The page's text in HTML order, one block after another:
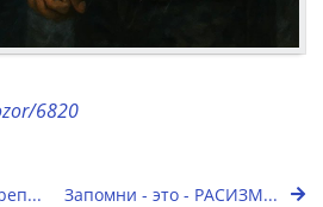
6820
Запомни - это - РАСИЗМ...